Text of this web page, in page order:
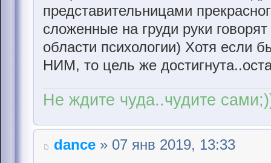
представительницами
сложенные на груди руки
области психологии) Хотя если
НИМ, то цель же
Не ждите чуда..чудите
dance » 07 янв 2019, 13:33